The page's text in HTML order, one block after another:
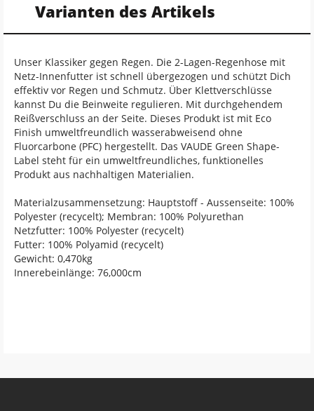
Varianten des Artikels
Unser Klassiker gegen Regen. Die 2-Lagen-Regenhose mit
Netz-Innenfutter ist schnell übergezogen und schützt Dich
effektiv vor Regen und Schmutz. Über Klettverschlüsse
kannst Du die Beinweite regulieren. Mit durchgehendem
Reißverschluss an der Seite. Dieses Produkt ist mit Eco
Finish umweltfreundlich wasserabweisend ohne
Fluorcarbone (PFC) hergestellt. Das VAUDE Green Shape-
Label steht für ein umweltfreundliches, funktionelles
Produkt aus nachhaltigen Materialien.
Materialzusammensetzung: Hauptstoff - Aussenseite: 100%
Polyester (recycelt); Membran: 100% Polyurethan
Netzfutter: 100% Polyester (recycelt)
Futter: 100% Polyamid (recycelt)
Gewicht: 0,470kg
Innerebeinlänge: 76,000cm